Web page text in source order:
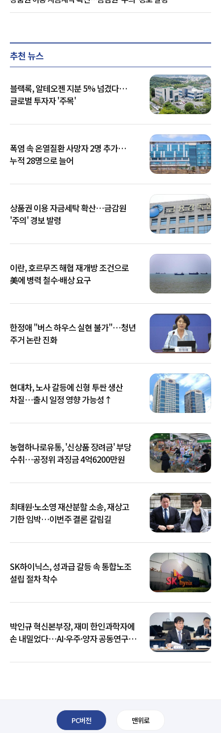
추천 뉴스
블랙록, 알테오젠 지분 5% 넘겼다…
글로벌 투자자 '주목'
폭염 속 온열질환 사망자 2명 추가…
누적 28명으로 늘어
상품권 이용 자금세탁 확산…금감원
'주의' 경보 발령
이란, 호르무즈 해협 재개방 조건으로
美에 병력 철수·배상 요구
한정애 "버스 하우스 실현 불가"…청년
주거 논란 진화
현대차, 노사 갈등에 신형 투싼 생산
차질…출시 일정 영향 가능성↑
농협하나로유통, '신상품 장려금' 부당
수취…공정위 과징금 4억6200만원
최태원·노소영 재산분할 소송, 재상고
기한 임박…이번주 결론 갈림길
SK하이닉스, 성과급 갈등 속 통합노조
설립 절차 착수
박인규 혁신본부장, 재미 한인과학자에
손 내밀었다…AI·우주·양자 공동연구
PC버전 맨위로